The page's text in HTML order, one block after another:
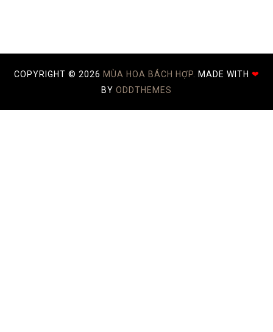
COPYRIGHT © 2026 MÙA HOA BÁCH HỢP. MADE WITH ❤
BY ODDTHEMES